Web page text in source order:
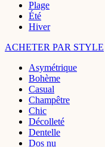
Plage
Été
Hiver
ACHETER PAR STYLE
Asymétrique
Bohème
Casual
Champêtre
Chic
Décolleté
Dentelle
Dos nu